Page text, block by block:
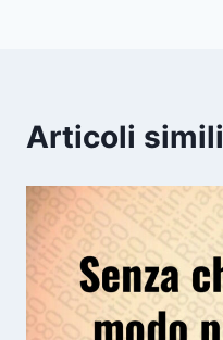
Articoli simili